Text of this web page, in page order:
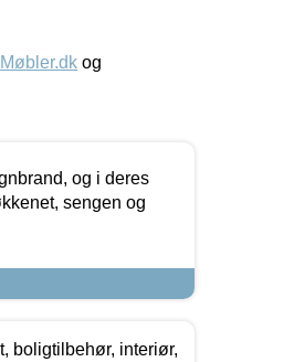
og
og i deres
sengen og
boligtilbehør, interiør,